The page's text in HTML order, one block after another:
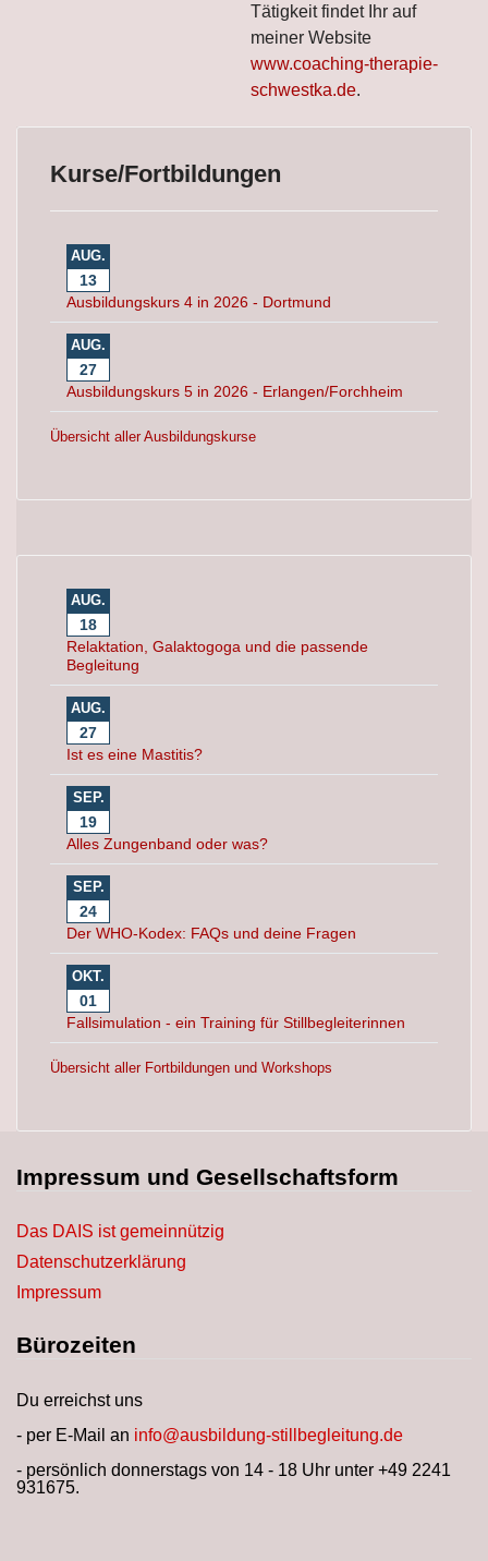
Tätigkeit findet Ihr auf
meiner Website
www.coaching-therapie-
schwestka.de.
Kurse/Fortbildungen
AUG.
13
Ausbildungskurs 4 in 2026 - Dortmund
AUG.
27
Ausbildungskurs 5 in 2026 - Erlangen/Forchheim
Übersicht aller Ausbildungskurse
AUG.
18
Relaktation, Galaktogoga und die passende
Begleitung
AUG.
27
Ist es eine Mastitis?
SEP.
19
Alles Zungenband oder was?
SEP.
24
Der WHO-Kodex: FAQs und deine Fragen
OKT.
01
Fallsimulation - ein Training für Stillbegleiterinnen
Übersicht aller Fortbildungen und Workshops
Impressum und Gesellschaftsform
Das DAIS ist gemeinnützig
Datenschutzerklärung
Impressum
Bürozeiten
Du erreichst uns
- per E-Mail an info@ausbildung-stillbegleitung.de
- persönlich donnerstags von 14 - 18 Uhr unter +49 2241
931675.